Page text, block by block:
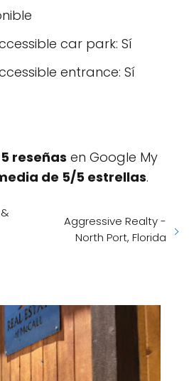
car park: Sí
entrance: Sí
5 reseñas en Google My
de 5/5 estrellas.
Aggressive Realty -
North Port, Florida